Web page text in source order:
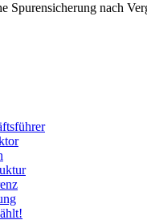
Spurensicherung nach